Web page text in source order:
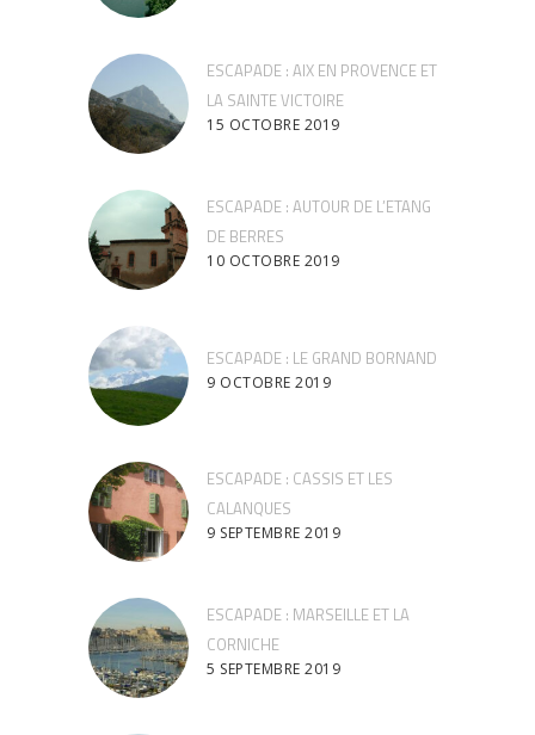
ESCAPADE : AIX EN PROVENCE ET
LA SAINTE VICTOIRE
15 OCTOBRE 2019
ESCAPADE : AUTOUR DE L’ETANG
DE BERRES
10 OCTOBRE 2019
ESCAPADE : LE GRAND BORNAND
9 OCTOBRE 2019
ESCAPADE : CASSIS ET LES
CALANQUES
9 SEPTEMBRE 2019
ESCAPADE : MARSEILLE ET LA
CORNICHE
5 SEPTEMBRE 2019